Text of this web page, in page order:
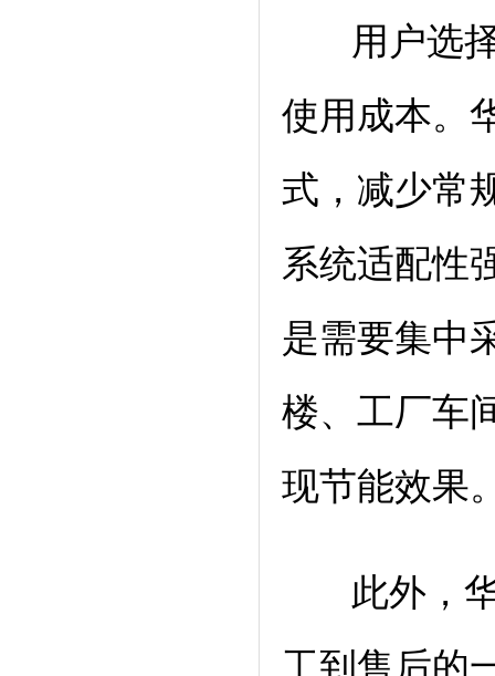
用户选择
使用成本。
式，减少常
系统适配性
是需要集中
楼、工厂车
现节能效果
此外，华
工到售后的